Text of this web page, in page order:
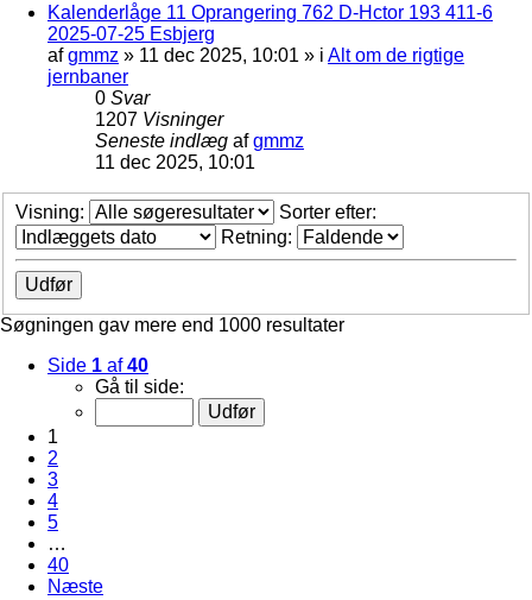
Kalenderlåge 11 Oprangering 762 D-Hctor 193 411-6
2025-07-25 Esbjerg
afgmmz » 11 dec 2025, 10:01 » i Alt om de rigtige
jernbaner
0 Svar
1207 Visninger
Seneste indlæg afgmmz
11 dec 2025, 10:01
Visning:
Sorter efter:
Retning:
Søgningen gav mere end 1000 resultater
Side 1 af40
Gå til side:
1
2
3
4
5
…
40
Næste